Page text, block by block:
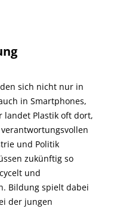
sich nicht nur in
in Smartphones,
landet Plastik oft dort,
und Politik
zukünftig so
und
Bildung spielt dabei
der jungen